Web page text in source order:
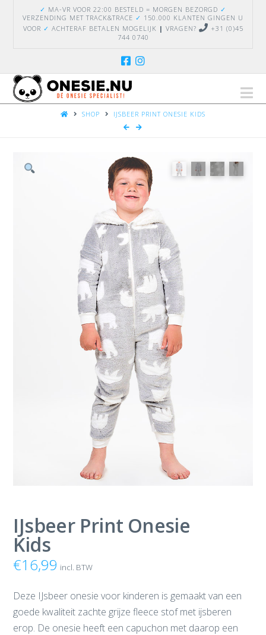
✓ MA-VR VOOR 22:00 BESTELD = MORGEN BEZORGD ✓
VERZENDING MET TRACK&TRACE ✓ 150.000 KLANTEN GINGEN U
VOOR ✓ ACHTERAF BETALEN MOGELIJK | VRAGEN?
+31 (0)45
744 0740
HOMESHOP IJSBEER PRINT ONESIE KIDS
IJsbeer Print Onesie
Kids
€16,99 incl. BTW
Deze IJsbeer onesie voor kinderen is gemaakt van een
goede kwaliteit zachte grijze fleece stof met ijsberen
erop. De onesie heeft een capuchon met daarop een